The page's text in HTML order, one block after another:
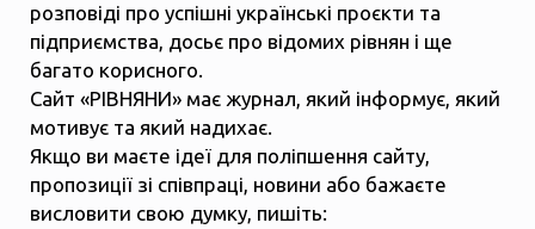
розповіді про успішні українські проєкти та
підприємства, досьє про відомих рівнян і ще
багато корисного.
Сайт «РІВНЯНИ» має журнал, який інформує, який
мотивує та який надихає.
Якщо ви маєте ідеї для поліпшення сайту,
пропозиції зі співпраці, новини або бажаєте
висловити свою думку, пишіть: